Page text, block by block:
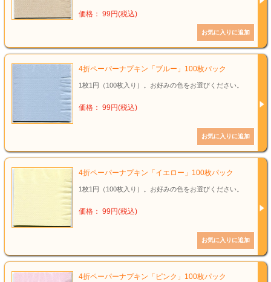
価格： 99円(税込)
4折ペーパーナプキン「ブルー」100枚パック
1枚1円（100枚入り）。お好みの色をお選びください。
価格： 99円(税込)
4折ペーパーナプキン「イエロー」100枚パック
1枚1円（100枚入り）。お好みの色をお選びください。
価格： 99円(税込)
4折ペーパーナプキン「ピンク」100枚パック